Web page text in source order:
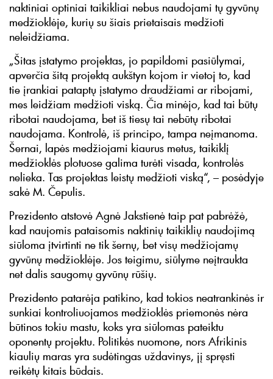
naktiniai optiniai taikikliai nebus naudojami tų gyvūnų
medžioklėje, kurių su šiais prietaisais medžioti
neleidžiama.
„Šitas įstatymo projektas, jo papildomi pasiūlymai,
apverčia šitą projektą aukštyn kojom ir vietoj to, kad
tie įrankiai pataptų įstatymo draudžiami ar ribojami,
mes leidžiam medžioti viską. Čia minėjo, kad tai būtų
ribotai naudojama, bet iš tiesų tai nebūtų ribotai
naudojama. Kontrolė, iš principo, tampa neįmanoma.
Šernai, lapės medžiojami kiaurus metus, taikiklį
medžioklės plotuose galima turėti visada, kontrolės
nelieka. Tas projektas leistų medžioti viską“, – posėdyje
sakė M. Čepulis.
Prezidento atstovė Agnė Jakstienė taip pat pabrėžė,
kad naujomis pataisomis naktinių taikiklių naudojimą
siūloma įtvirtinti ne tik šernų, bet visų medžiojamų
gyvūnų medžioklėje. Jos teigimu, siūlyme neįtraukta
net dalis saugomų gyvūnų rūšių.
Prezidento patarėja patikino, kad tokios neatrankinės ir
sunkiai kontroliuojamos medžioklės priemonės nėra
būtinos tokiu mastu, koks yra siūlomas pateiktu
oponentų projektu. Politikės nuomone, nors Afrikinis
kiaulių maras yra sudėtingas uždavinys, jį spręsti
reikėtų kitais būdais.